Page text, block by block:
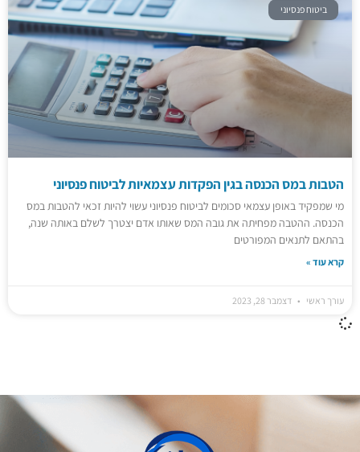
ביטוח פנסיוני
הטבות במס הכנסה בגין הפקדות עצמאיות לביטוח פנסיוני
מי שמפקיד באופן עצמאי סכומים לביטוח פנסיוני עשוי להיות זכאי להטבות במס
הכנסה. ההטבה מפחיתה את גובה המס שאותו אדם יצטרך לשלם באותה שנה,
בהתאם לתנאים המפורטים
קרא עוד »
עורך ראשי דצמבר 28, 2023